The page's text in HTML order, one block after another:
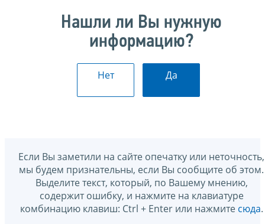
Нашли ли Вы нужную
информацию?
Нет Да
Если Вы заметили на сайте опечатку или неточность,
мы будем признательны, если Вы сообщите об этом.
Выделите текст, который, по Вашему мнению,
содержит ошибку, и нажмите на клавиатуре
комбинацию клавиш: Ctrl + Enter или нажмите сюда.